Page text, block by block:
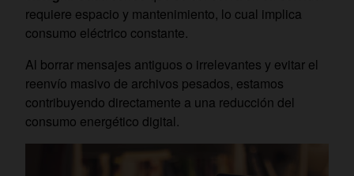
requiere espacio y mantenimiento, lo cual implica
consumo eléctrico constante.
Al borrar mensajes antiguos o irrelevantes y evitar el
reenvío masivo de archivos pesados, estamos
contribuyendo directamente a una reducción del
consumo energético digital.